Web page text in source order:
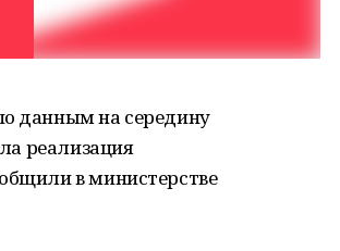
данным на середину
реализация
в министерстве